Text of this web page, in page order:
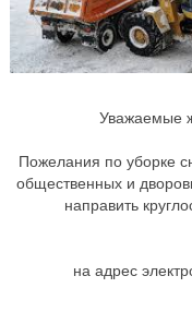
Уважаемые
Пожелания по уборке
общественных и
направить
на адрес